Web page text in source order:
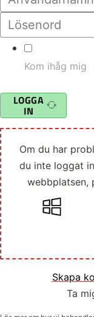
Kom ihåg mig
LOGGA
IN
Om du har
du inte loggat
webbplatsen,
Skapa
Ta